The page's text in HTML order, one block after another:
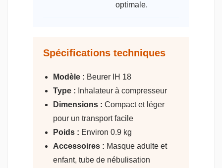
optimale.
Spécifications techniques
Modèle : Beurer IH 18
Type : Inhalateur à compresseur
Dimensions : Compact et léger
pour un transport facile
Poids : Environ 0.9 kg
Accessoires : Masque adulte et
enfant, tube de nébulisation